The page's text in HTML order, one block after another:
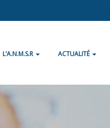
L’A.N.M.S.R ACTUALITÉ